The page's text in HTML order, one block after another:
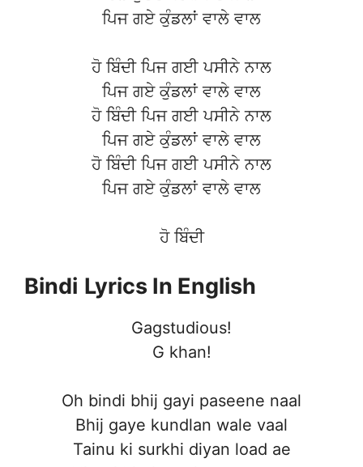
ਪਿਜ ਗਏ ਕੁੰਡਲਾਂ ਵਾਲੇ ਵਾਲ
ਹੋ ਬਿੰਦੀ ਪਿਜ ਗਈ ਪਸੀਨੇ ਨਾਲ
ਪਿਜ ਗਏ ਕੁੰਡਲਾਂ ਵਾਲੇ ਵਾਲ
ਹੋ ਬਿੰਦੀ ਪਿਜ ਗਈ ਪਸੀਨੇ ਨਾਲ
ਪਿਜ ਗਏ ਕੁੰਡਲਾਂ ਵਾਲੇ ਵਾਲ
ਹੋ ਬਿੰਦੀ ਪਿਜ ਗਈ ਪਸੀਨੇ ਨਾਲ
ਪਿਜ ਗਏ ਕੁੰਡਲਾਂ ਵਾਲੇ ਵਾਲ
ਹੋ ਬਿੰਦੀ
Bindi Lyrics In English
Gagstudious!
G khan!
Oh bindi bhij gayi paseene naal
Bhij gaye kundlan wale vaal
Tainu ki surkhi diyan load ae